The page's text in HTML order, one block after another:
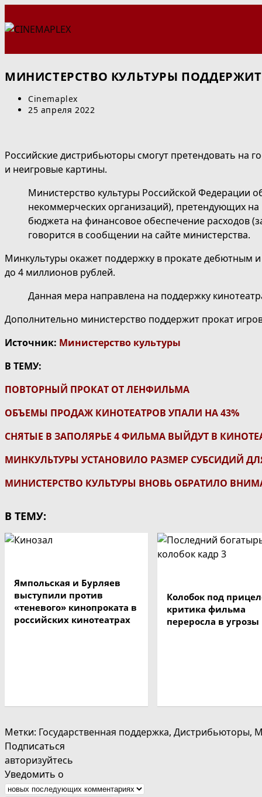
к
МИНИСТЕРСТВО КУЛЬТУРЫ
Автор
записи:
Cinemaplex
Запись
25 апреля 2022
Российские дистрибьюторы смогут претендовать на
и неигровые картины.
Министерство культуры Российской Федерации
некоммерческих организаций), претендующих
бюджета на финансовое обеспечение расходов
говорится в сообщении на сайте министерства.
Минкультуры окажет поддержку в прокате дебютным
до 4 миллионов рублей.
Данная мера направлена на поддержку
Дополнительно министерство поддержит прокат
Источник: Министерство культуры
В ТЕМУ:
ПОВТОРНЫЙ ПРОКАТ ОТ ЛЕНФИЛЬМА
ОБЪЕМЫ ПРОДАЖ КИНОТЕАТРОВ УПАЛИ НА 43%
СНЯТЫЕ В ЗАПОЛЯРЬЕ 4 ФИЛЬМА ВЫЙДУТ В
МИНКУЛЬТУРЫ УСТАНОВИЛО РАЗМЕР СУБСИДИЙ
МИНИСТЕРСТВО КУЛЬТУРЫ ВНОВЬ ОБРАТИЛО
В ТЕМУ:
Ямпольская и Бурляев
выступили против
«теневого» кинопроката в
российских кинотеатрах
Колобок под
критика фильма
переросла в угрозы
Метки: Государственная поддержка, Дистрибьюторы,
Подписаться
авторизуйтесь
Уведомить о